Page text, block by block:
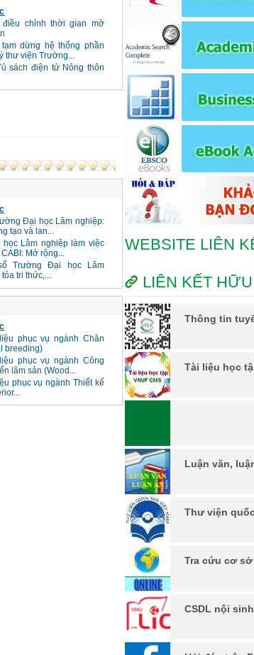
điều chỉnh thời gian mở
dừng hệ thống phần
thư viện Trường...
sách điện tử Nông thôn
Đại học Lâm nghiệp:
tạo và lan...
Lâm nghiệp làm việc
Mở rộng...
Trường Đại học Lâm
tri thức,...
phục vụ ngành Chăn
breeding)
phục vụ ngành Công
lâm sản (Wood...
phục vụ ngành Thiết kế
WEBSITE LIÊN
LIÊN KẾT
Thông tin
Tài liệu học
Tạp chí Khoa học và
Luận văn,
Thư viện
Tra cứu cơ
CSDL nội